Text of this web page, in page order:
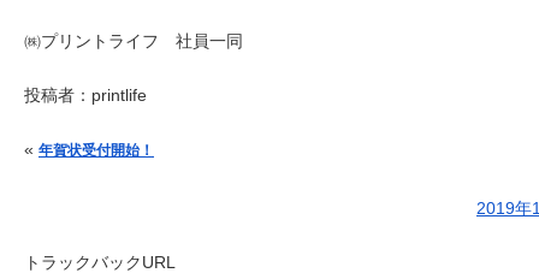
㈱プリントライフ 社員一同
投稿者： printlife
投稿ナビゲーション
« 年賀状受付開始！
2019年
トラックバックURL